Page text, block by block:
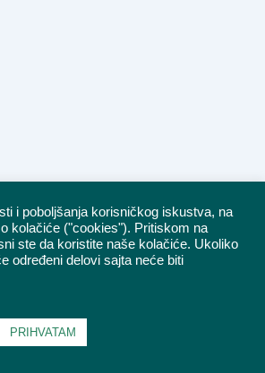
i poboljšanja korisničkog iskustva, na
kolačiće ("cookies"). Pritiskom na
ste da koristite naše kolačiće. Ukoliko
određeni delovi sajta neće biti
PRIHVATAM